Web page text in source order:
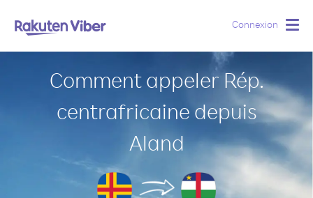
Connexion
Comment appeler Rép.
centrafricaine depuis
Aland